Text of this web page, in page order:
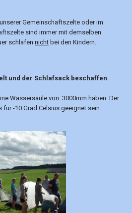
Gemeinschaftszelte oder im
sind immer mit demselben
schlafen nicht bei den Kindern.
und der Schlafsack beschaffen
Wassersäule von 3000mm haben. Der
-10 Grad Celsius geeignet sein.